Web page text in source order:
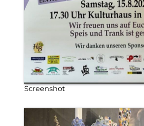
Screenshot